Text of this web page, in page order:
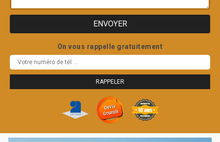
On vous rappelle gratuitement